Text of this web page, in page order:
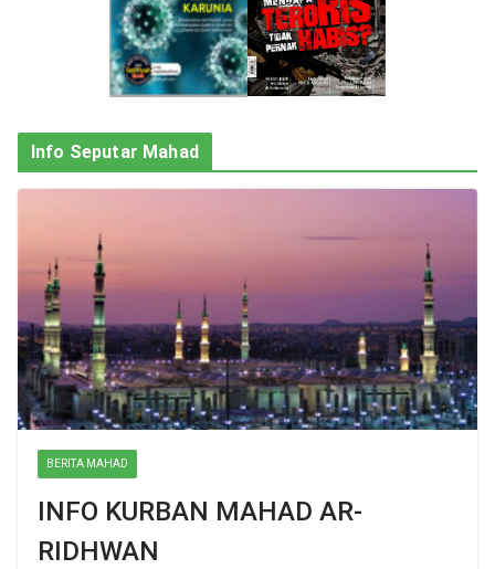
Info Seputar Mahad
BERITA MAHAD
INFO KURBAN MAHAD AR-
RIDHWAN